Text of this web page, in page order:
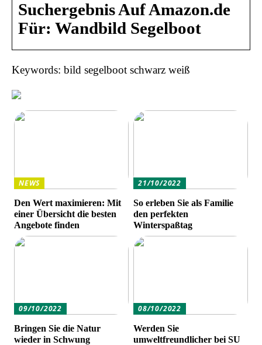
Suchergebnis Auf Amazon.de
Für: Wandbild Segelboot
Keywords: bild segelboot schwarz weiß
NEWS
Den Wert maximieren: Mit
einer Übersicht die besten
Angebote finden
21/10/2022
So erleben Sie als Familie
den perfekten
Winterspaßtag
09/10/2022
Bringen Sie die Natur
wieder in Schwung
08/10/2022
Werden Sie
umweltfreundlicher bei SU